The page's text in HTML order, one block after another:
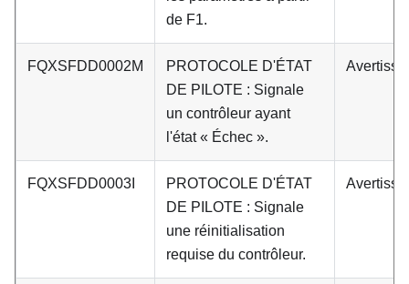
de F1.
FQXSFDD0002M
PROTOCOLE D'ÉTAT
DE PILOTE : Signale
un contrôleur ayant
l'état « Échec ».
FQXSFDD0003I
PROTOCOLE D'ÉTAT
DE PILOTE : Signale
une réinitialisation
requise du contrôleur.